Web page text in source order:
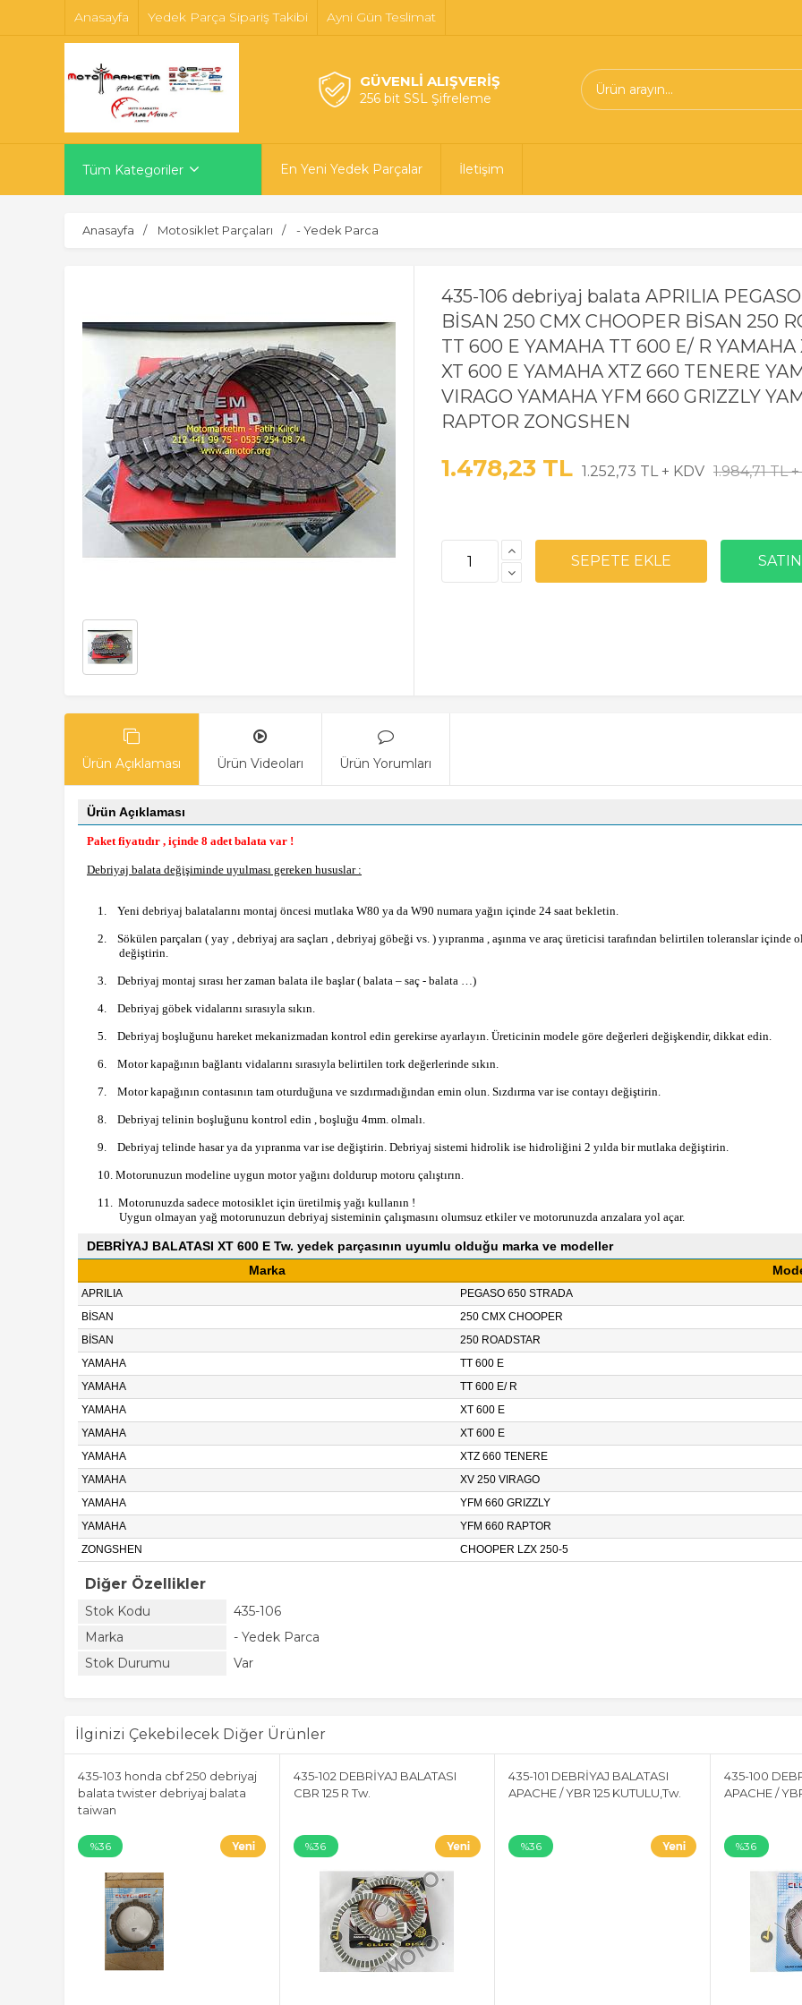
Anasayfa Yedek Parça Sipariş Takibi Ayni Gün Teslimat
GÜVENLİ ALIŞVERİŞ
256 bit SSL Şifreleme
Tüm Kategoriler En Yeni Yedek Parçalar İletişim
Anasayfa Motosiklet Parçaları - Yedek Parca
435-106 debriyaj balata APRILIA
BİSAN 250 CMX CHOOPER BİSAN 250
TT 600 E YAMAHA TT 600 E/ R
XT 600 E YAMAHA XTZ 660 TENERE
VIRAGO YAMAHA YFM 660 GRIZZLY
RAPTOR ZONGSHEN
1.478,23 TL 1.252,73 TL + KDV 1.984,71 TL
Ürün Açıklaması Ürün Videoları Ürün Yorumları
Ürün Açıklaması
Paket fiyatıdır , içinde 8 adet balata var !
Debriyaj balata değişiminde uyulması gereken hususlar :
1. Yeni debriyaj balatalarını montaj öncesi mutlaka W80 ya da W90 numara yağın içinde 24 saat bekletin.
2.
Sökülen parçaları ( yay , debriyaj ara saçları , debriyaj göbeği vs. ) yıpranma , aşınma ve araç üreticisi tarafından belirtilen toleranslar içinde
değiştirin.
3. Debriyaj montaj sırası her zaman balata ile başlar ( balata – saç - balata …)
4. Debriyaj göbek vidalarını sırasıyla sıkın.
5. Debriyaj boşluğunu hareket mekanizmadan kontrol edin gerekirse ayarlayın. Üreticinin modele göre değerleri değişkendir, dikkat edin.
6. Motor kapağının bağlantı vidalarını sırasıyla belirtilen tork değerlerinde sıkın.
7. Motor kapağının contasının tam oturduğuna ve sızdırmadığından emin olun. Sızdırma var ise contayı değiştirin.
8. Debriyaj telinin boşluğunu kontrol edin , boşluğu 4mm. olmalı.
9. Debriyaj telinde hasar ya da yıpranma var ise değiştirin. Debriyaj sistemi hidrolik ise hidroliğini 2 yılda bir mutlaka değiştirin.
10. Motorunuzun modeline uygun motor yağını doldurup motoru çalıştırın.
11. Motorunuzda sadece motosiklet için üretilmiş yağı kullanın !
Uygun olmayan yağ motorunuzun debriyaj sisteminin çalışmasını olumsuz etkiler ve motorunuzda arızalara yol açar.
DEBRİYAJ BALATASI XT 600 E Tw. yedek parçasının uyumlu olduğu marka ve modeller
Marka
APRILIA
PEGASO 650 STRADA
BİSAN
250 CMX CHOOPER
BİSAN
250 ROADSTAR
YAMAHA
TT 600 E
YAMAHA
TT 600 E/ R
YAMAHA
XT 600 E
YAMAHA
XT 600 E
YAMAHA
XTZ 660 TENERE
YAMAHA
XV 250 VIRAGO
YAMAHA
YFM 660 GRIZZLY
YAMAHA
YFM 660 RAPTOR
ZONGSHEN
CHOOPER LZX 250-5
Diğer Özellikler
Stok Kodu
435-106
Marka
- Yedek Parca
Stok Durumu
Var
İlginizi Çekebilecek Diğer Ürünler
435-103 honda cbf 250 debriyaj
balata twister debriyaj balata
taiwan
%36
435-102 DEBRİYAJ BALATASI
CBR 125 R Tw.
%36
435-101 DEBRİYAJ BALATASI
APACHE / YBR 125 KUTULU,Tw.
%36
435-100
APACHE /
%36